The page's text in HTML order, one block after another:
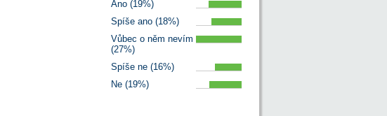
Ano (19%)
Spíše ano (18%)
Vůbec o něm nevím
(27%)
Spíše ne (16%)
Ne (19%)